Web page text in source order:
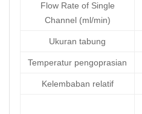
Flow Rate of Single
Channel (ml/min)
Ukuran tabung
Temperatur pengoprasian
Kelembaban relatif